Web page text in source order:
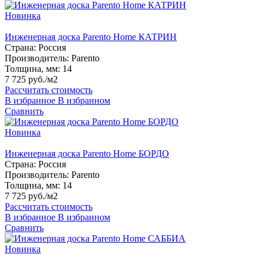
Новинка
Инженерная доска Parento Home КАТРИН
Страна: Россия
Производитель: Parento
Толщина, мм: 14
7 725 руб./м2
Рассчитать стоимость
В избранное В избранном
Сравнить
Новинка
Инженерная доска Parento Home БОРДО
Страна: Россия
Производитель: Parento
Толщина, мм: 14
7 725 руб./м2
Рассчитать стоимость
В избранное В избранном
Сравнить
Новинка